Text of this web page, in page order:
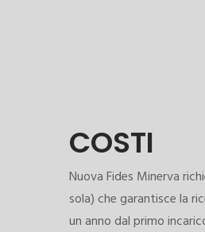
COSTI
Nuova Fides Minerva
sola) che garantisce la
un anno dal primo